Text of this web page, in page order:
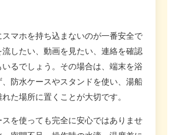
マホを持ち込まないのが一番安全で
したい、動画を見たい、連絡を確認
いるでしょう。その場合は、端末を浴
防水ケースやスタンドを使い、湯船
た場所に置くことが大切です。
を使っても完全に安心ではありませ